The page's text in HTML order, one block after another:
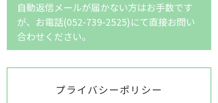
自動返信メールが届かない方はお手数です
が、 お電話(052-739-2525)にて直接お問い
合わせください。
プライバシーポリシー